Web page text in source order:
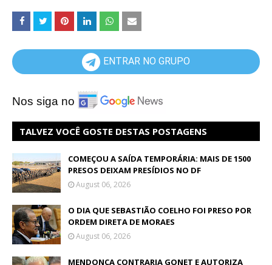
ENTRAR NO GRUPO
Nos siga no
TALVEZ VOCÊ GOSTE DESTAS POSTAGENS
COMEÇOU A SAÍDA TEMPORÁRIA: MAIS DE 1500
PRESOS DEIXAM PRESÍDIOS NO DF
August 06, 2026
O DIA QUE SEBASTIÃO COELHO FOI PRESO POR
ORDEM DIRETA DE MORAES
August 06, 2026
MENDONÇA CONTRARIA GONET E AUTORIZA